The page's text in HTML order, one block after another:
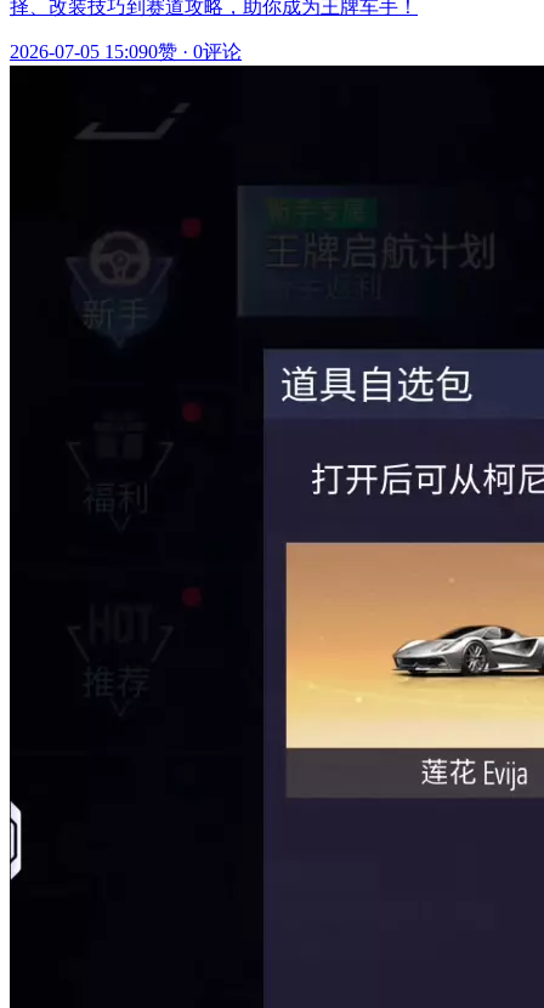
择、改装技巧到赛道攻略，助你成为王牌车手！
2026-07-05 15:090赞 · 0评论